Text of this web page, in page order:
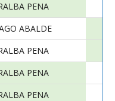
PENA
ABALDE
PENA
PENA
PENA